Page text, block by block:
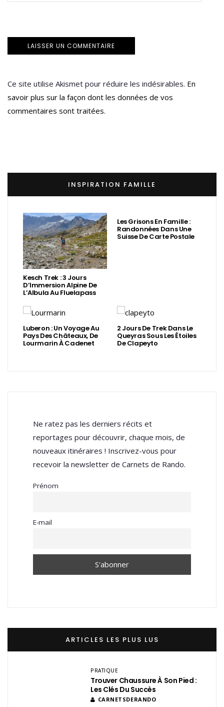
Ce site utilise Akismet pour réduire les indésirables. En
savoir plus sur la façon dont les données de vos
commentaires sont traitées.
INSPIRATION FAMILLE
Kesch Trek : 3 Jours
D’Immersion Alpine De
L’Albula Au Fluelapass
Les Grisons En Famille :
Randonnées Dans Une
Suisse De Carte Postale
Luberon : Un Voyage Au
Pays Des Châteaux, De
Lourmarin À Cadenet
2 Jours De Trek Dans Le
Queyras Sous Les Étoiles
De Clapeyto
Ne ratez pas les derniers récits et
reportages pour découvrir, chaque mois, de
nouveaux itinéraires ! Inscrivez-vous pour
recevoir la newsletter de Carnets de Rando.
Prénom
E-mail
ARTICLES LES PLUS LUS
PRATIQUE
Trouver Chaussure À Son Pied :
Les Clés Du Succès
CARNETSDERANDO